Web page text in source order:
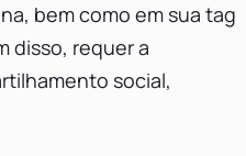
bem como em sua tag
disso, requer a
social,